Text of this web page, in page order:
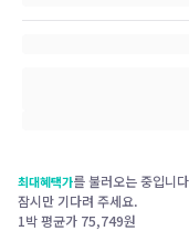
최대혜택가를 불러오는 중입니
잠시만 기다려 주세요.
1박 평균가 75,749원